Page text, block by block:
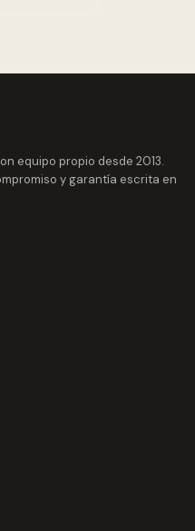
equipo propio desde 2013.
y garantía escrita en